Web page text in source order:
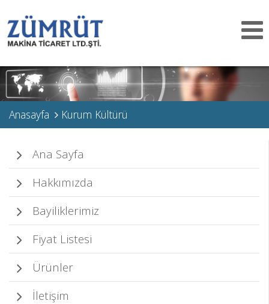
Toggle
Anasayfa Kurum Kültürü
Ana Sayfa
Hakkımızda
Bayiliklerimiz
Fiyat Listesi
Ürünler
İletişim